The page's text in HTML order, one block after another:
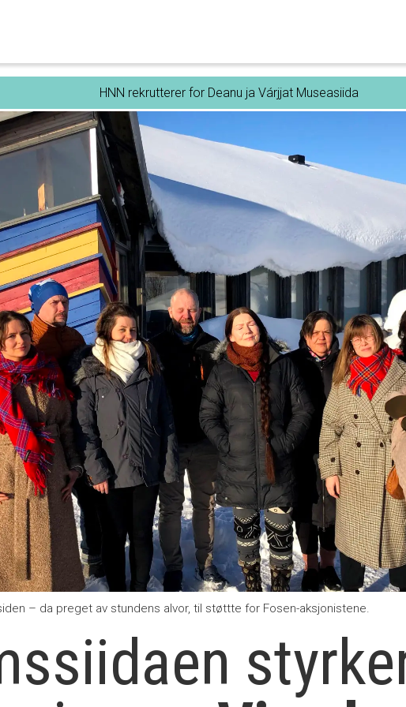
HNN rekrutterer for Deanu ja Várjjat Museasiida
– da preget av stundens alvor, til støttte for Fosen-aksjonistene.